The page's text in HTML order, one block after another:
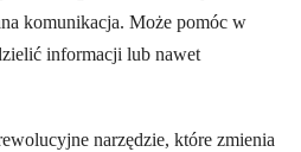
komunikacja. Może pomóc w
informacji lub nawet
narzędzie, które zmienia